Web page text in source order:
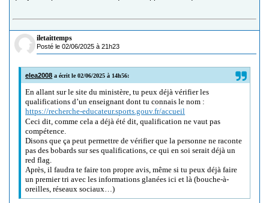
iletaittemps
Posté le 02/06/2025 à 21h23
elea2008 a écrit le 02/06/2025 à 14h56:
En allant sur le site du ministère, tu peux déjà vérifier les
qualifications d’un enseignant dont tu connais le nom :
https://recherche-educateur.sports.gouv.fr/accueil
Ceci dit, comme cela a déjà été dit, qualification ne vaut pas
compétence.
Disons que ça peut permettre de vérifier que la personne ne raconte
pas des bobards sur ses qualifications, ce qui en soi serait déjà un
red flag.
Après, il faudra te faire ton propre avis, même si tu peux déjà faire
un premier tri avec les informations glanées ici et là (bouche-à-
oreilles, réseaux sociaux…)